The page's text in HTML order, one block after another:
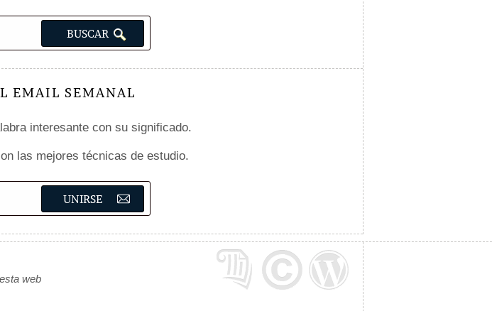
EMAIL SEMANAL
interesante con su significado.
las mejores técnicas de estudio.
web